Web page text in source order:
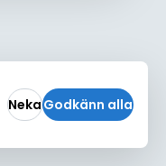
NekaGodkänn alla